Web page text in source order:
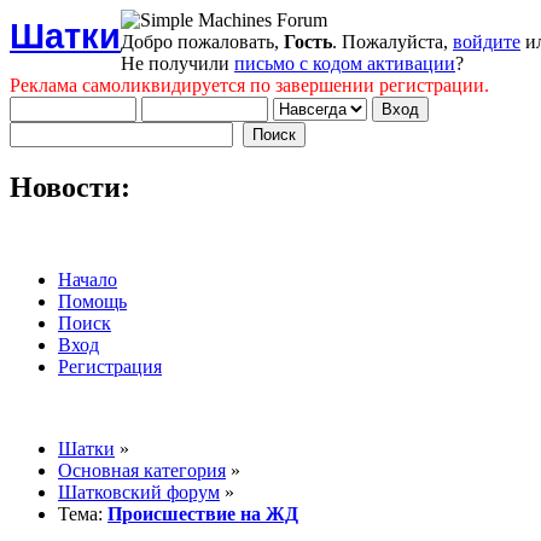
ШаткиДобро пожаловать, Гость. Пожалуйста, войдите
Не получили письмо с кодом активации?
Реклама самоликвидируется по завершении регистрации.
Новости:
Начало
Помощь
Поиск
Вход
Регистрация
Шатки »
Основная категория »
Шатковский форум »
Тема: Происшествие на ЖД